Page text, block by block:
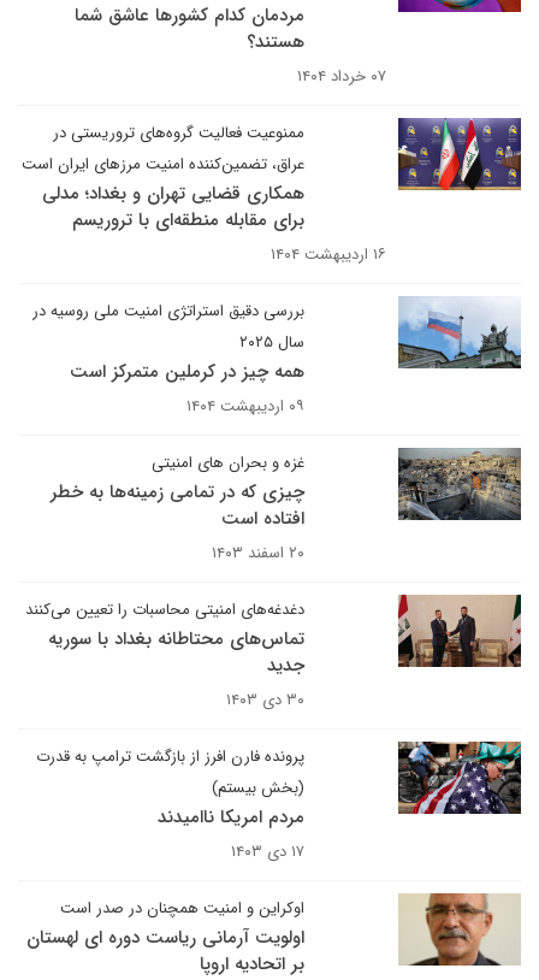
مردمان کدام کشورها عاشق شما
هستند؟
۰۷ خرداد ۱۴۰۴
ممنوعیت فعالیت گروه‌های تروریستی در
عراق، تضمین‌کننده امنیت مرزهای ایران است
همکاری قضایی تهران و بغداد؛ مدلی
برای مقابله منطقه‌ای با تروریسم
۱۶ اردیبهشت ۱۴۰۴
بررسی دقیق استراتژی امنیت ملی روسیه در
سال ۲۰۲۵
همه چیز در کرملین متمرکز است
۰۹ اردیبهشت ۱۴۰۴
غزه و بحران های امنیتی
چیزی که در تمامی زمینه‌ها به خطر
افتاده است
۲۰ اسفند ۱۴۰۳
دغدغه‌های امنیتی محاسبات را تعیین می‌کنند
تماس‌های محتاطانه بغداد با سوریه
جدید
۳۰ دی ۱۴۰۳
پرونده فارن افرز از بازگشت ترامپ به قدرت
(بخش بیستم)
مردم امریکا ناامیدند
۱۷ دی ۱۴۰۳
اوکراین و امنیت همچنان در صدر است
اولویت آرمانی ریاست دوره ای لهستان
بر اتحادیه اروپا